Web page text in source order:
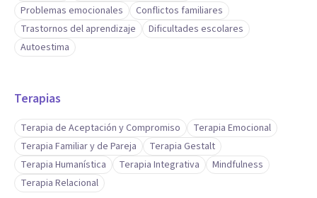
Problemas emocionales
Conflictos familiares
Trastornos del aprendizaje
Dificultades escolares
Autoestima
Terapias
Terapia de Aceptación y Compromiso
Terapia Emocional
Terapia Familiar y de Pareja
Terapia Gestalt
Terapia Humanística
Terapia Integrativa
Mindfulness
Terapia Relacional